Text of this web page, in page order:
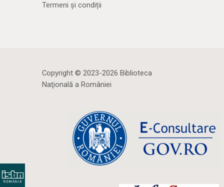
Termeni și condiții
Copyright © 2023-2026 Biblioteca
Naţională a României